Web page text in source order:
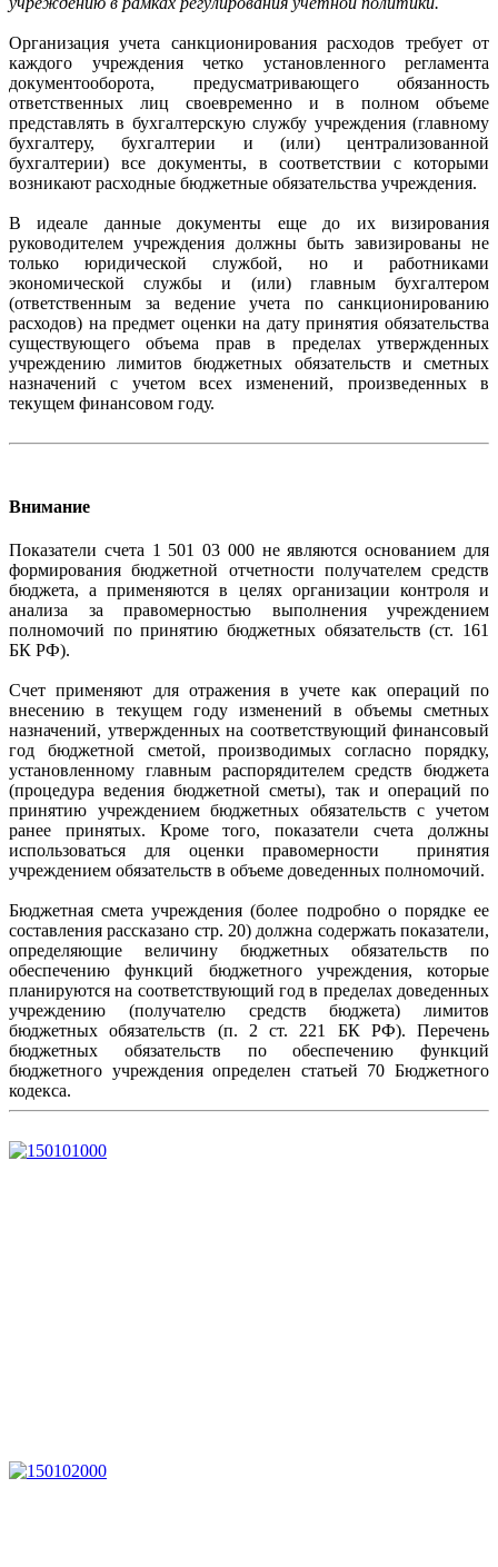
Организация учета санкционирования расходов требует от
каждого учреждения четко установленного регламента
документооборота, предусматривающего обязанность
ответственных лиц своевременно и в полном объеме
представлять в бухгалтерскую службу учреждения (главному
бухгалтеру, бухгалтерии и (или) централизованной
бухгалтерии) все документы, в соответствии с которыми
возникают расходные бюджетные обязательства учреждения.
В идеале данные документы еще до их визирования
руководителем учреждения должны быть завизированы не
только юридической службой, но и работниками
экономической службы и (или) главным бухгалтером
(ответственным за ведение учета по санкционированию
расходов) на предмет оценки на дату принятия обязательства
существующего объема прав в пределах утвержденных
учреждению лимитов бюджетных обязательств и сметных
назначений с учетом всех изменений, произведенных в
текущем финансовом году.
Внимание
Показатели счета 1 501 03 000 не являются основанием для
формирования бюджетной отчетности получателем средств
бюджета, а применяются в целях организации контроля и
анализа за правомерностью выполнения учреждением
полномочий по принятию бюджетных обязательств (ст. 161
БК РФ).
Счет применяют для отражения в учете как операций по
внесению в текущем году изменений в объемы сметных
назначений, утвержденных на соответствующий финансовый
год бюджетной сметой, производимых согласно порядку,
установленному главным распорядителем средств бюджета
(процедура ведения бюджетной сметы), так и операций по
принятию учреждением бюджетных обязательств с учетом
ранее принятых. Кроме того, показатели счета должны
использоваться для оценки правомерности принятия
учреждением обязательств в объеме доведенных полномочий.
Бюджетная смета учреждения (более подробно о порядке ее
составления рассказано стр. 20) должна содержать показатели,
определяющие величину бюджетных обязательств по
обеспечению функций бюджетного учреждения, которые
планируются на соответствующий год в пределах доведенных
учреждению (получателю средств бюджета) лимитов
бюджетных обязательств (п. 2 ст. 221 БК РФ). Перечень
бюджетных обязательств по обеспечению функций
бюджетного учреждения определен статьей 70 Бюджетного
кодекса.